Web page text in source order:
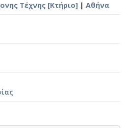
Τέχνης [Κτήριο] | Αθήνα